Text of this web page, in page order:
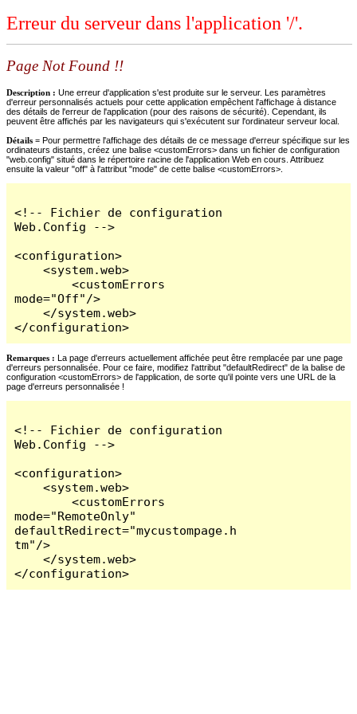
Erreur du serveur dans l'application '/'.
Page Not Found !!
Description : Une erreur d'application s'est produite sur le serveur. Les paramètres
d'erreur personnalisés actuels pour cette application empêchent l'affichage à distance
des détails de l'erreur de l'application (pour des raisons de sécurité). Cependant, ils
peuvent être affichés par les navigateurs qui s'exécutent sur l'ordinateur serveur local.
Détails = Pour permettre l'affichage des détails de ce message d'erreur spécifique sur les
ordinateurs distants, créez une balise <customErrors> dans un fichier de configuration
"web.config" situé dans le répertoire racine de l'application Web en cours. Attribuez
ensuite la valeur "off" à l'attribut "mode" de cette balise <customErrors>.
<!-- Fichier de configuration
Web.Config -->
<configuration>
    <system.web>
        <customErrors
mode="Off"/>
    </system.web>
</configuration>
Remarques : La page d'erreurs actuellement affichée peut être remplacée par une page
d'erreurs personnalisée. Pour ce faire, modifiez l'attribut "defaultRedirect" de la balise de
configuration <customErrors> de l'application, de sorte qu'il pointe vers une URL de la
page d'erreurs personnalisée !
<!-- Fichier de configuration
Web.Config -->
<configuration>
    <system.web>
        <customErrors
mode="RemoteOnly"
defaultRedirect="mycustompage.h
tm"/>
    </system.web>
</configuration>